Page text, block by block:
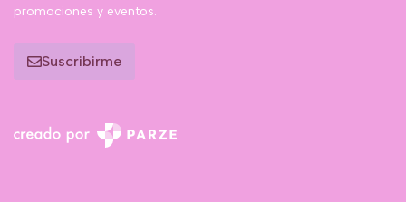
promociones y eventos.
Suscribirme